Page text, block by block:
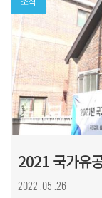
2021 국가유
2022 .05 .26